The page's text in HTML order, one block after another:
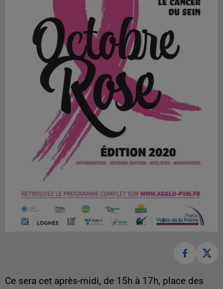
Ce sera cet après-midi, de 15h à 17h, place des